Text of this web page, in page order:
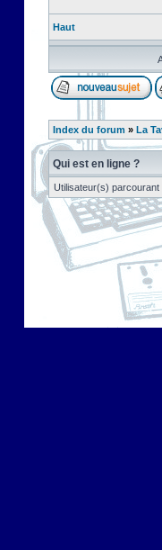
Haut
Index du forum » La
Qui est en ligne ?
Utilisateur(s) parcourant